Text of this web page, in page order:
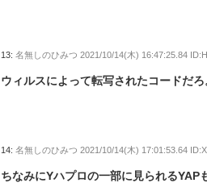
13:名無しのひみつ 2021/10/14(木) 16:47:25.84
ウィルスによって転写されたコードだろ
14:名無しのひみつ 2021/10/14(木) 17:01:53.64
ちなみにYハプロの一部に見られるYAP